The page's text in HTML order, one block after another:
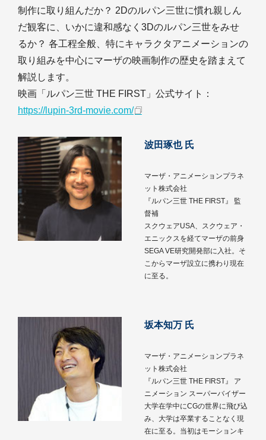
制作に取り組んだか？ 2Dのルパン三世に慣れ親しん
だ観客に、いかに違和感なく3Dのルパン三世をみせ
るか？ 各工程全般、特にキャラクタアニメーションの
取り組みを中心にマーザの映画制作の歴史を踏まえて
解説します。
映画「ルパン三世 THE FIRST」公式サイト：
https://lupin-3rd-movie.com/
波田琢也 氏
マーザ・アニメーションプラネ
ット株式会社
『ルパン三世 THE FIRST』 監
督補
スクウェアUSA、スクウェア・
エニックスを経てマーザの前身
SEGA VE研究開発部に入社。そ
こからマーザ設立に携わり現在
に至る。
坂本知万 氏
マーザ・アニメーションプラネ
ット株式会社
『ルパン三世 THE FIRST』 ア
ニメーション スーパーバイザー
大学在学中にCGの世界に飛び込
み、大学は卒業することなく現
在に至る。当初はモーションキ